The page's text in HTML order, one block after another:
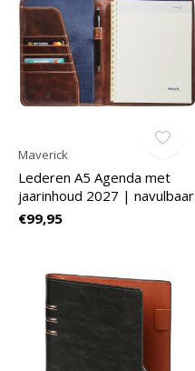
Maverick
Lederen A5 Agenda met
jaarinhoud 2027 | navulbaar
€99,95